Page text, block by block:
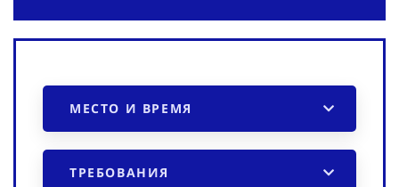
МЕСТО И ВРЕМЯ
ТРЕБОВАНИЯ